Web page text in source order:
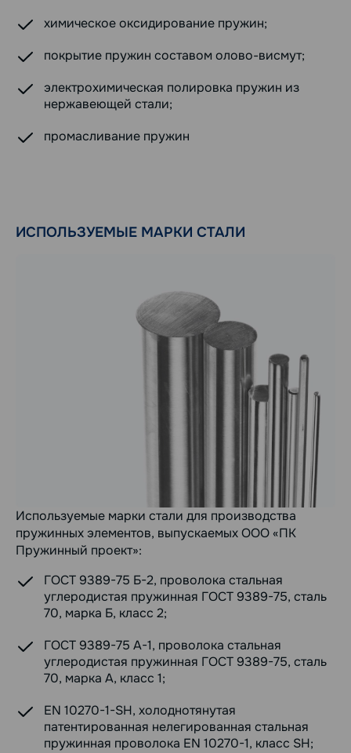
химическое оксидирование пружин;
покрытие пружин составом олово-висмут;
электрохимическая полировка пружин из
нержавеющей стали;
промасливание пружин
ИСПОЛЬЗУЕМЫЕ МАРКИ СТАЛИ
Используемые марки стали для производства
пружинных элементов, выпускаемых ООО «ПК
Пружинный проект»:
ГОСТ 9389-75 Б-2, проволока стальная
углеродистая пружинная ГОСТ 9389-75, сталь
70, марка Б, класс 2;
ГОСТ 9389-75 А-1, проволока стальная
углеродистая пружинная ГОСТ 9389-75, сталь
70, марка А, класс 1;
EN 10270-1-SH, холоднотянутая
патентированная нелегированная стальная
пружинная проволока EN 10270-1, класс SH;